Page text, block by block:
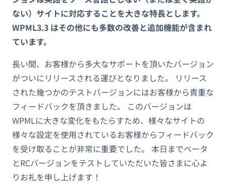
ない）サイトに対応することを大きな特長とします。
WPML3.3 はその他にも多数の改善と追加機能が含まれ
ています。
長い間、お客様から多大なサポートを頂いたバージョン
がついにリリースされる運びとなりました。 リリース
された幾つかのテストバージョンにはお客様から貴重な
フィードバックを頂きました。 このバージョンは
WPMLに大きな変化をもたらすため、様々なサイトの
様々な設定を使用されているお客様からフィードバック
を受け取ることが非常に重要でした。 本日までベータ
とRCバージョンをテストしていただいた皆さまに心よ
りお礼を申し上げます！